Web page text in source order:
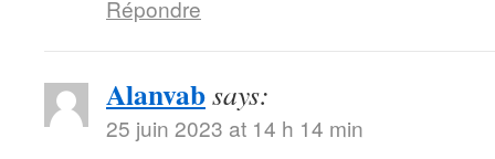
Répondre
Alanvabsays:
25 juin 2023 at 14 h 14 min